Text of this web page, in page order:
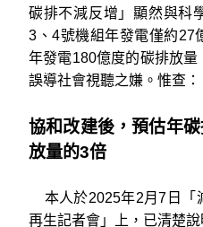
碳排不減反增」顯然與科
3、4號機組年發電僅約27
年發電180億度的碳排放
誤導社會視聽之嫌。惟查：
協和改建後，預估年
放量的3倍
本人於2025年2月7日「
再生記者會」上，已清楚